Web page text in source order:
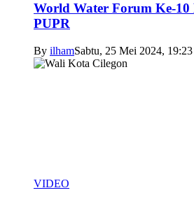
World Water Forum Ke-
PUPR
By ilhamSabtu, 25 Mei 2024, 19:23
VIDEO